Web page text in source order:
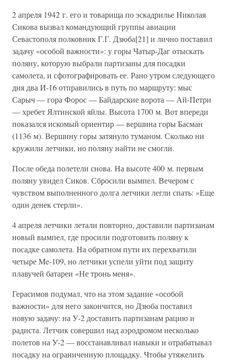
2 апреля 1942 г. его и товарища по эскадрилье Николая
Сикова вызвал командующий группы авиации
Севастополя полковник Г.Г. Дзюба[21] и лично поставил
задачу «особой важности»: у горы Чатыр-Даг отыскать
поляну, которую выбрали партизаны для посадки
самолета, и сфотографировать ее. Рано утром следующего
дня два И-16 отправились в путь по маршруту: мыс
Сарыч — гора Форос — Байдарские ворота — Ай-Петри
— хребет Ялтинской яйлы. Высота 1700 м. Вот впереди
показался искомый ориентир — вершина горы Басман
(1136 м). Вершину горы затянуло туманом. Сколько ни
кружили летчики, но поляну найти не смогли.
После обеда полетели снова. На высоте 400 м. первым
поляну увидел Сиков. Сбросили вымпел. Вечером с
чувством выполненного долга летчики легли спать: «Еще
один денек стерли».
4 апреля летчики летали повторно, доставили партизанам
новый вымпел, где просили подготовить поляну к
посадке самолета. На обратном пути их перехватили
четыре Me-109, но летчики успели уйти под защиту
плавучей батареи «Не тронь меня».
Герасимов подумал, что на этом задание «особой
важности» для него закончится, но Дзюба поставил
новую задачу: на У-2 доставить партизанам рацию и
радиста. Летчик совершил над аэродромом несколько
полетов на У-2 — восстанавливал навыки и отрабатывал
посадку на ограниченную площадку. Чтобы утяжелить